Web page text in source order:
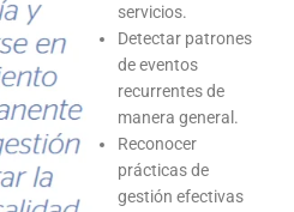
servicios.
Detectar patrones
de eventos
recurrentes de
manera general.
Reconocer
prácticas de
gestión efectivas